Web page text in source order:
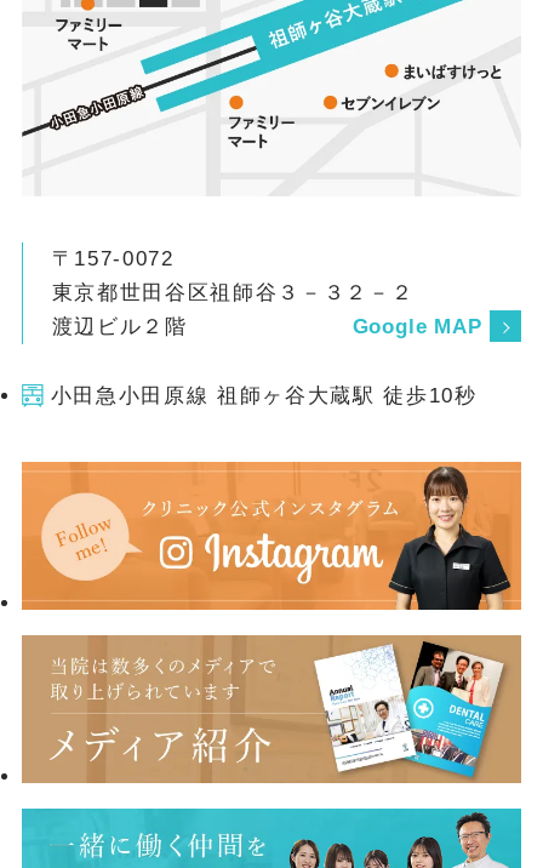
ています。 難しい抜歯（親知らずや骨を削
る抜歯）の場合 親知らずの抜歯や、骨の切
削を伴うような難易度の高い抜歯について
は、明確なガイドラインがなく、**「抗血
栓薬を処方している主治医（内科などの先
の方の指標（PT-INR値） ワルファリンをお
飲みの方には、血液の固まりにくさを示す
「PT-INR」という血液検査の数値指標があ
で、PT-INR値が「2.0～3.0（70歳以上の方
場合は、ワルファリンを継続したままの抜
歯が可能です。 （※こちらも単純な抜歯の
みの指標となるため、難しい抜歯の場合は
主治医への対診が必要です。） 当院の安全
への取り組み：必ず「お薬手帳」をお見せ
ください 歯科治療は外科処置を伴うことが
多いため、事前にお飲みになっているお薬
をしっかりと把握し、安全に治療を進める
ことが何よりも大切です。 当院では、以下
の安全対策を徹底しています。 お薬手帳の
薬手帳を必ずチェックし、院内全体で情報
〒157-0072
東京都世田谷区祖師谷３－３２－２
渡辺ビル２階
Google MAP
小田急小田原線 祖師ヶ谷大蔵駅 徒歩10秒